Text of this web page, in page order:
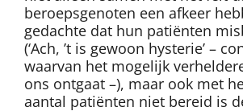
beroepsgenoten een afkeer
gedachte dat hun patiënten
(‘Ach, ’t is gewoon hysterie’ –
waarvan het mogelijk
ons ontgaat –), maar ook met
aantal patiënten niet bereid is